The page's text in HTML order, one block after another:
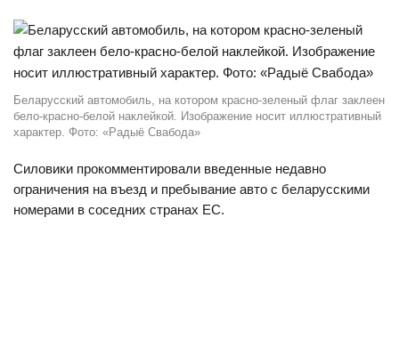
Беларусский автомобиль, на котором красно-зеленый флаг заклеен
бело-красно-белой наклейкой. Изображение носит иллюстративный
характер. Фото: «Радыё Свабода»
Силовики прокомментировали введенные недавно
ограничения на въезд и пребывание авто с беларусскими
номерами в соседних странах ЕС.